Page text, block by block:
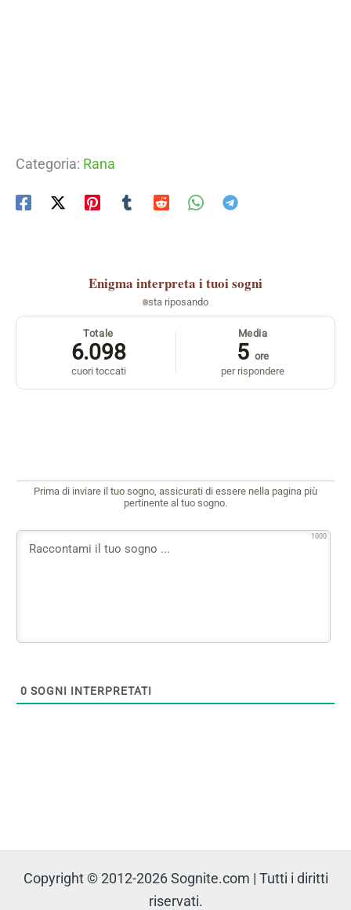
Categoria: Rana
Enigma interpreta i tuoi sogni
sta riposando
Totale
6.098
cuori toccati
Media
5 ore
per rispondere
Prima di inviare il tuo sogno, assicurati di essere nella pagina più
pertinente al tuo sogno.
1000
0 SOGNI INTERPRETATI
Copyright © 2012-2026 Sognite.com | Tutti i diritti
riservati.